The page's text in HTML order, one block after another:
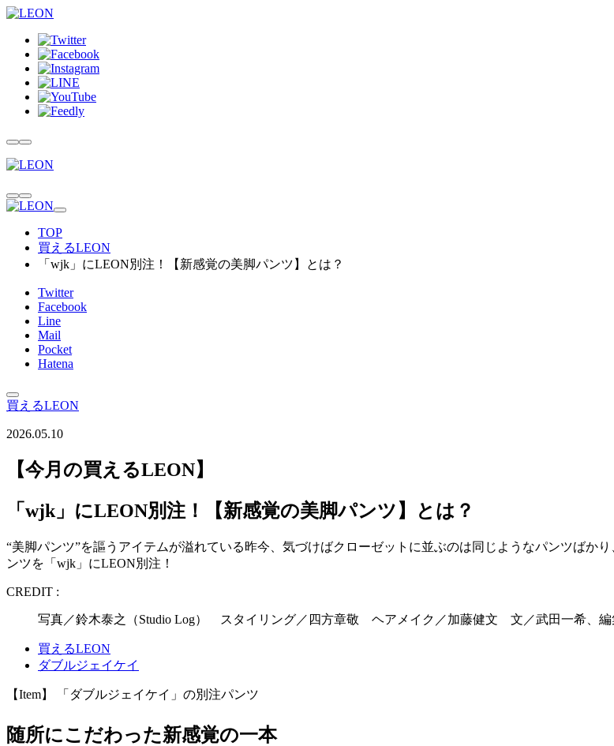
TOP
買えるLEON
「wjk」にLEON別注！【新感覚の美脚パンツ】とは？
Twitter
Facebook
Line
Mail
Pocket
Hatena
買えるLEON
2026.05.10
【今月の買えるLEON】
「wjk」にLEON別注！【新感覚の美脚パンツ】とは？
“美脚パンツ”を謳うアイテムが溢れている昨今、気づけばクローゼットに並ぶのは同じようなパンツばか
ンツを「wjk」にLEON別注！
CREDIT :
写真／鈴木泰之（Studio Log） スタイリング／四方章敬 ヘアメイク／加藤健文 文／武田一希、編
買えるLEON
ダブルジェイケイ
【Item】 「ダブルジェイケイ」の別注パンツ
随所にこだわった新感覚の一本